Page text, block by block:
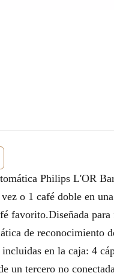
Philips L'OR
o 1 café doble en
favorito.Diseñada
de reconocimiento
en la caja: 4
un tercero no